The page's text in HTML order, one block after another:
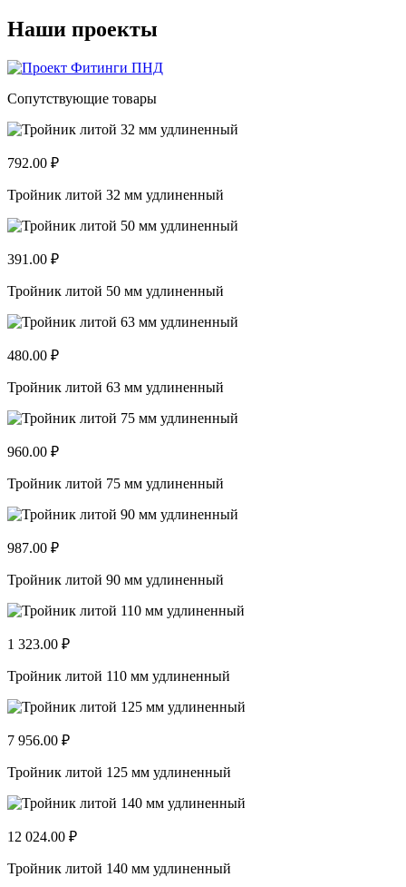
Наши проекты
Сопутствующие товары
792.00 ₽
Тройник литой 32 мм удлиненный
391.00 ₽
Тройник литой 50 мм удлиненный
480.00 ₽
Тройник литой 63 мм удлиненный
960.00 ₽
Тройник литой 75 мм удлиненный
987.00 ₽
Тройник литой 90 мм удлиненный
1 323.00 ₽
Тройник литой 110 мм удлиненный
7 956.00 ₽
Тройник литой 125 мм удлиненный
12 024.00 ₽
Тройник литой 140 мм удлиненный